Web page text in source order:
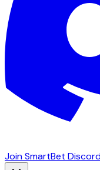
Join SmartBet